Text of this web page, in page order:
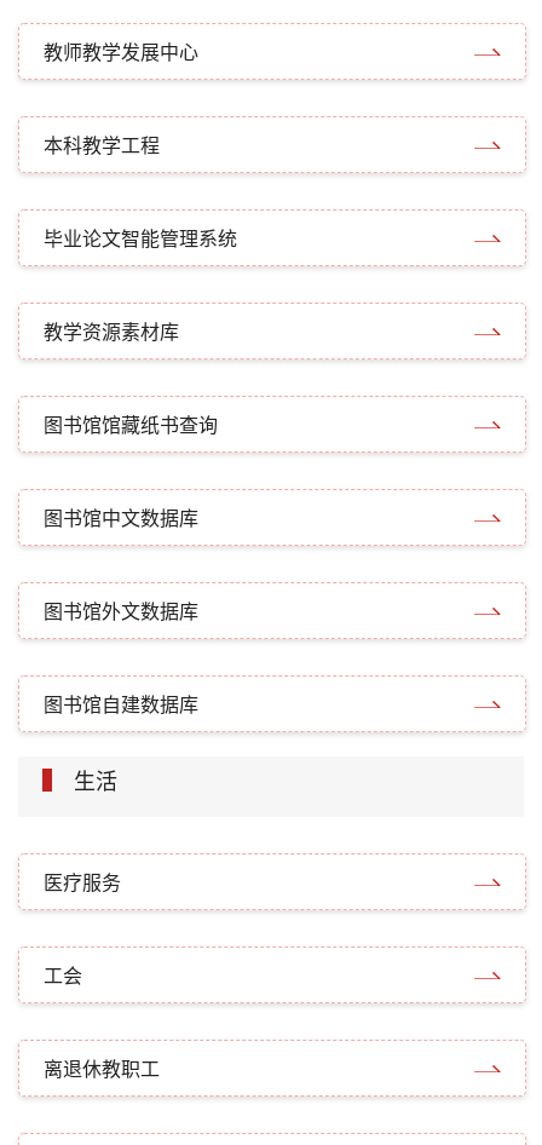
教师教学发展中心
本科教学工程
毕业论文智能管理系统
教学资源素材库
图书馆馆藏纸书查询
图书馆中文数据库
图书馆外文数据库
图书馆自建数据库
生活
医疗服务
工会
离退休教职工